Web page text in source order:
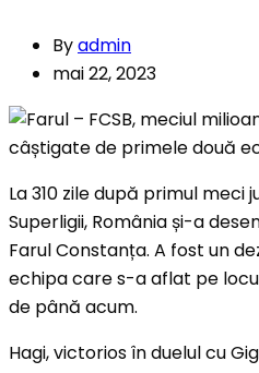
Byadmin
mai 22, 2023
La 310 zile după primul meci
Superligii, România și-a
Farul Constanța. A fost un
echipa care s-a aflat pe
de până acum.
Hagi, victorios în duelul cu